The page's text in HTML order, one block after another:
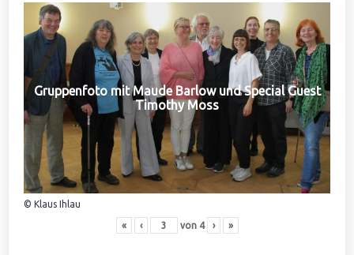
Gruppenfoto mit Maude Barlow und Special Guest
Timothy Moss
© Klaus Ihlau
« ‹ von 4 › »